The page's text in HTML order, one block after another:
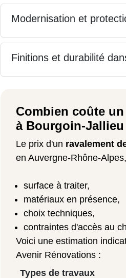
Modernisation et
Finitions et durabilité
Combien coûte
à Bourgoin-Jallieu
Le prix d'un ravalement
en Auvergne-Rhône-
surface à traiter,
matériaux en présence,
choix techniques,
contraintes d'accès au
Voici une estimation
Avenir Rénovations :
Types de travaux